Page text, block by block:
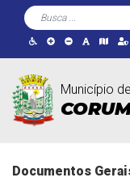
Município de
Documentos